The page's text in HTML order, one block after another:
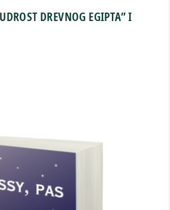
DREVNOG EGIPTA” I